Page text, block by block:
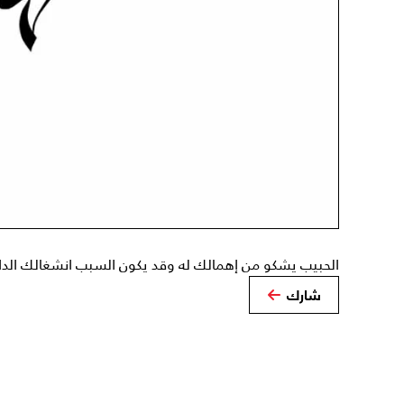
الحبيب يشكو من إهمالك له وقد يكون السبب انشغالك
شارك